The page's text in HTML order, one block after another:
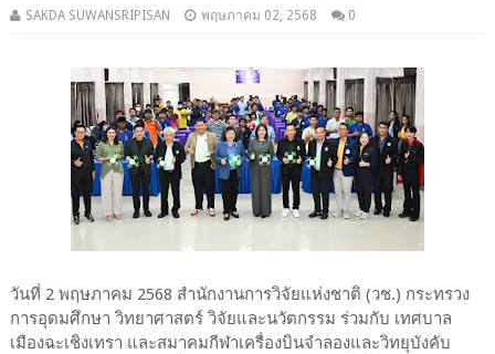
SAKDA SUWANSRIPISAN พฤษภาคม 02, 2568 0
วันที่ 2 พฤษภาคม 2568 สำนักงานการวิจัยแห่งชาติ (วช.) กระทรวง
การอุดมศึกษา วิทยาศาสตร์ วิจัยและนวัตกรรม ร่วมกับ เทศบาล
เมืองฉะเชิงเทรา และสมาคมกีฬาเครื่องบินจำลองและวิทยุบังคับ